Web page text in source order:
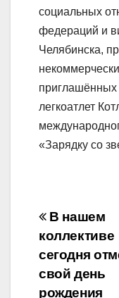
социальных
федераций и
Челябинска,
приглашённых
легкоатлет
«Зарядку со
по
записям
В нашем
коллективе
сегодня
свой день
рождения